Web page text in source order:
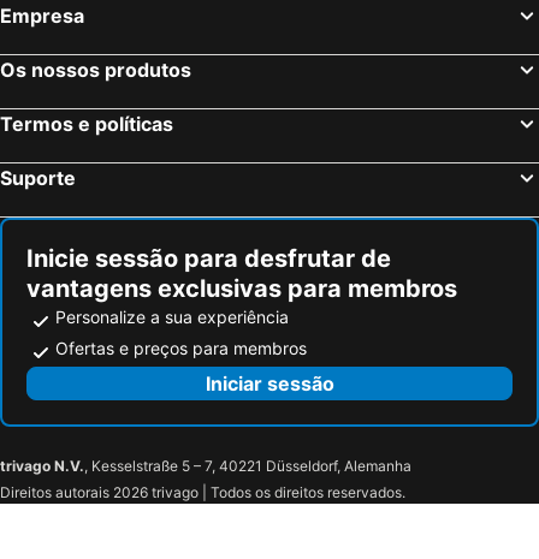
Empresa
Os nossos produtos
Termos e políticas
Suporte
Inicie sessão para desfrutar de
vantagens exclusivas para membros
Personalize a sua experiência
Ofertas e preços para membros
Iniciar sessão
trivago N.V., Kesselstraße 5 – 7, 40221 Düsseldorf, Alemanha
Direitos autorais 2026 trivago | Todos os direitos reservados.